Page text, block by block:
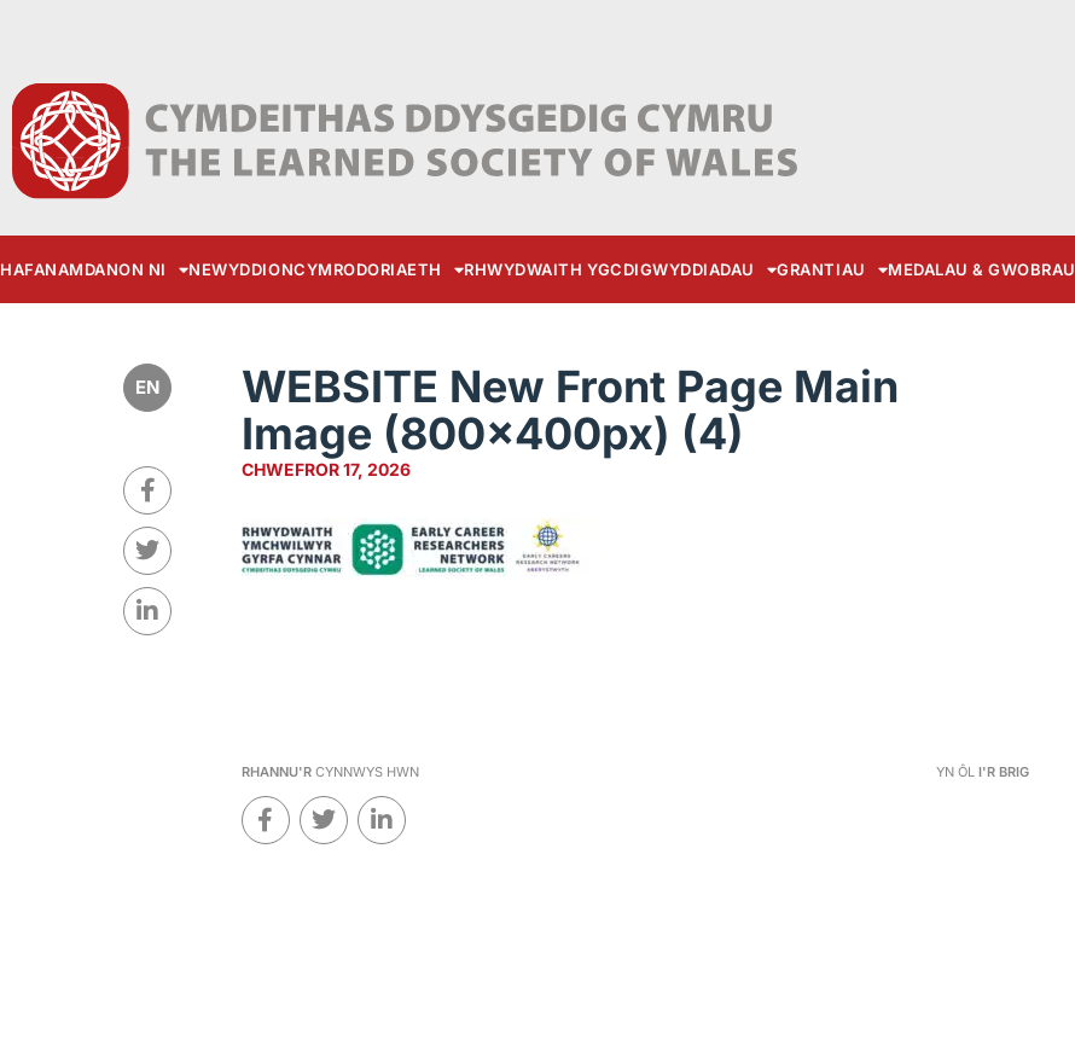
HAFANAMDANON NI NEWYDDIONCYMRODORIAETH RHWYDWAITH YGCDIGWYDDIADAU GRANTIAU MEDALAU & GWOBRAU
EN
WEBSITE New Front Page Main
Image (800x400px) (4)
CHWEFROR 17, 2026
RHANNU'RCYNNWYS HWN YN ÔL I'R BRIG